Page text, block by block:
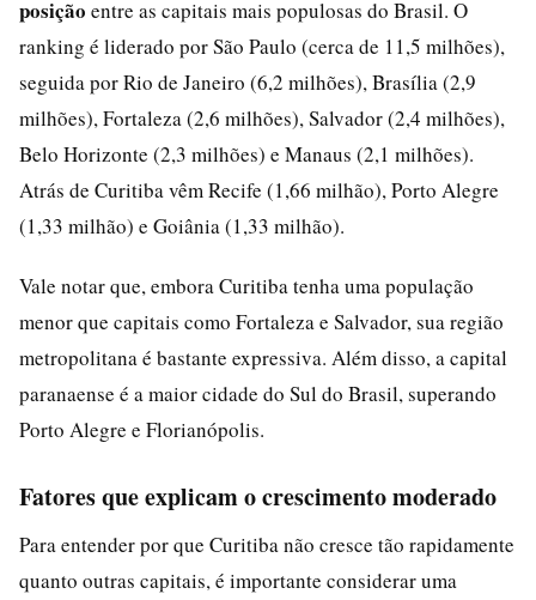
posição entre as capitais mais populosas do Brasil. O
ranking é liderado por São Paulo (cerca de 11,5 milhões),
seguida por Rio de Janeiro (6,2 milhões), Brasília (2,9
milhões), Fortaleza (2,6 milhões), Salvador (2,4 milhões),
Belo Horizonte (2,3 milhões) e Manaus (2,1 milhões).
Atrás de Curitiba vêm Recife (1,66 milhão), Porto Alegre
(1,33 milhão) e Goiânia (1,33 milhão).
Vale notar que, embora Curitiba tenha uma população
menor que capitais como Fortaleza e Salvador, sua região
metropolitana é bastante expressiva. Além disso, a capital
paranaense é a maior cidade do Sul do Brasil, superando
Porto Alegre e Florianópolis.
Fatores que explicam o crescimento moderado
Para entender por que Curitiba não cresce tão rapidamente
quanto outras capitais, é importante considerar uma